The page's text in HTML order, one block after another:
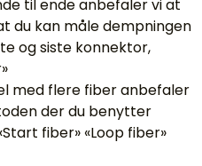
til ende anbefaler vi at
du kan måle dempningen
og siste konnektor,
med flere fiber anbefaler
der du benytter
fiber» «Loop fiber»